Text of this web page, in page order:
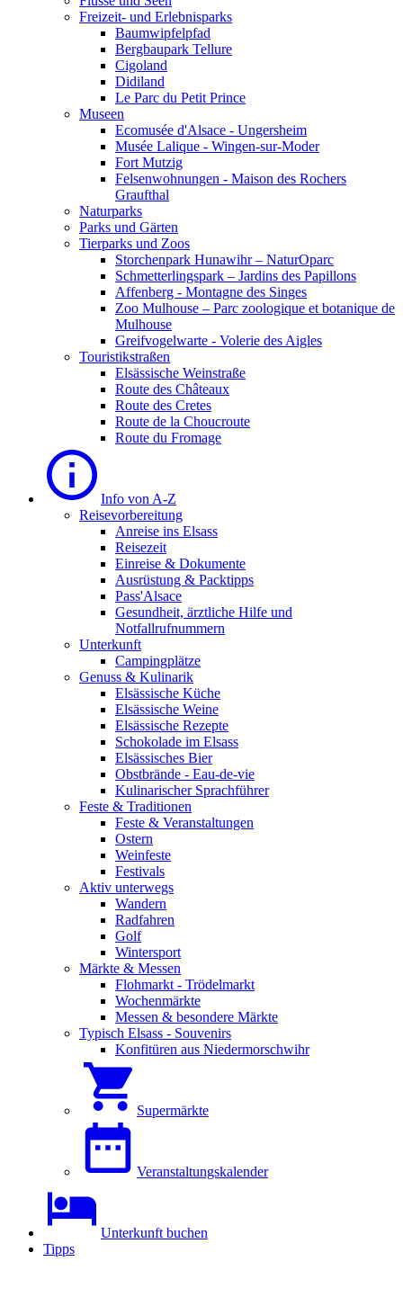
Freizeit- und Erlebnisparks
Baumwipfelpfad
Bergbaupark Tellure
Cigoland
Didiland
Le Parc du Petit Prince
Museen
Ecomusée d'Alsace - Ungersheim
Musée Lalique - Wingen-sur-Moder
Fort Mutzig
Felsenwohnungen - Maison des Rochers
Graufthal
Naturparks
Parks und Gärten
Tierparks und Zoos
Storchenpark Hunawihr – NaturOparc
Schmetterlingspark – Jardins des Papillons
Affenberg - Montagne des Singes
Zoo Mulhouse – Parc zoologique et botanique de
Mulhouse
Greifvogelwarte - Volerie des Aigles
Touristikstraßen
Elsässische Weinstraße
Route des Châteaux
Route des Cretes
Route de la Choucroute
Route du Fromage
Info von A-Z
Reisevorbereitung
Anreise ins Elsass
Reisezeit
Einreise & Dokumente
Ausrüstung & Packtipps
Pass'Alsace
Gesundheit, ärztliche Hilfe und
Notfallrufnummern
Unterkunft
Campingplätze
Genuss & Kulinarik
Elsässische Küche
Elsässische Weine
Elsässische Rezepte
Schokolade im Elsass
Elsässisches Bier
Obstbrände - Eau-de-vie
Kulinarischer Sprachführer
Feste & Traditionen
Feste & Veranstaltungen
Ostern
Weinfeste
Festivals
Aktiv unterwegs
Wandern
Radfahren
Golf
Wintersport
Märkte & Messen
Flohmarkt - Trödelmarkt
Wochenmärkte
Messen & besondere Märkte
Typisch Elsass - Souvenirs
Konfitüren aus Niedermorschwihr
Supermärkte
Veranstaltungskalender
Unterkunft buchen
Tipps